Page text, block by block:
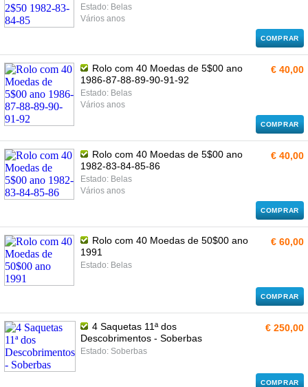
Estado: Belas
Vários anos
COMPRAR
Rolo com 40 Moedas de 5$00 ano
1986-87-88-89-90-91-92
Estado: Belas
Vários anos
€ 40,00
COMPRAR
Rolo com 40 Moedas de 5$00 ano
1982-83-84-85-86
Estado: Belas
Vários anos
€ 40,00
COMPRAR
Rolo com 40 Moedas de 50$00 ano
1991
Estado: Belas
€ 60,00
COMPRAR
4 Saquetas 11ª dos
Descobrimentos - Soberbas
Estado: Soberbas
€ 250,00
COMPRAR